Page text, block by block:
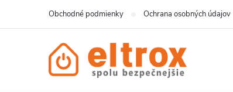
Obchodné podmienky Ochrana osobných údajov